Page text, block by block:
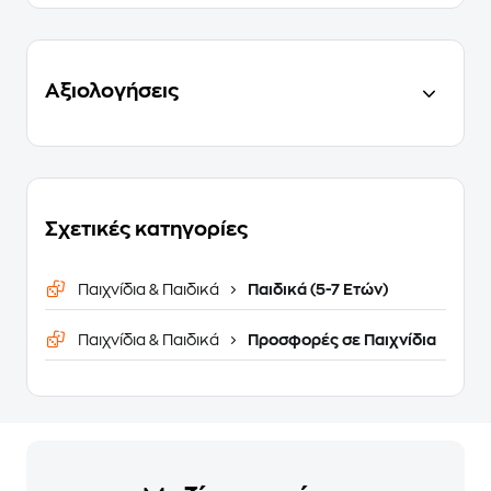
Αξιολογήσεις
Σχετικές κατηγορίες
Παιχνίδια & Παιδικά Παιδικά (5-7 Ετών)
Παιχνίδια & Παιδικά Προσφορές σε Παιχνίδια